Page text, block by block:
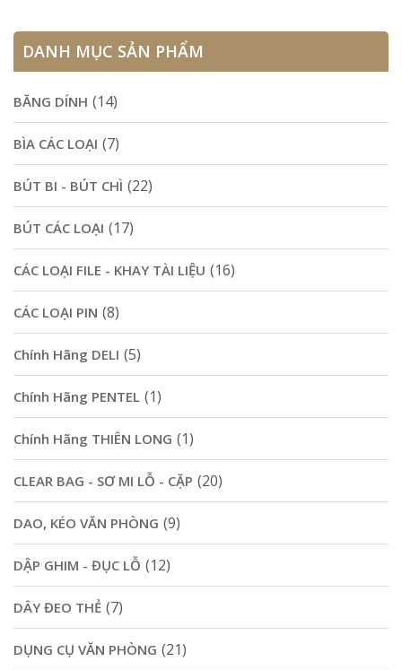
DANH MỤC SẢN PHẨM
BĂNG DÍNH (14)
BÌA CÁC LOẠI (7)
BÚT BI - BÚT CHÌ (22)
BÚT CÁC LOẠI (17)
CÁC LOẠI FILE - KHAY TÀI LIỆU (16)
CÁC LOẠI PIN (8)
Chính Hãng DELI (5)
Chính Hãng PENTEL (1)
Chính Hãng THIÊN LONG (1)
CLEAR BAG - SƠ MI LỖ - CẶP (20)
DAO, KÉO VĂN PHÒNG (9)
DẬP GHIM - ĐỤC LỖ (12)
DÂY ĐEO THẺ (7)
DỤNG CỤ VĂN PHÒNG (21)